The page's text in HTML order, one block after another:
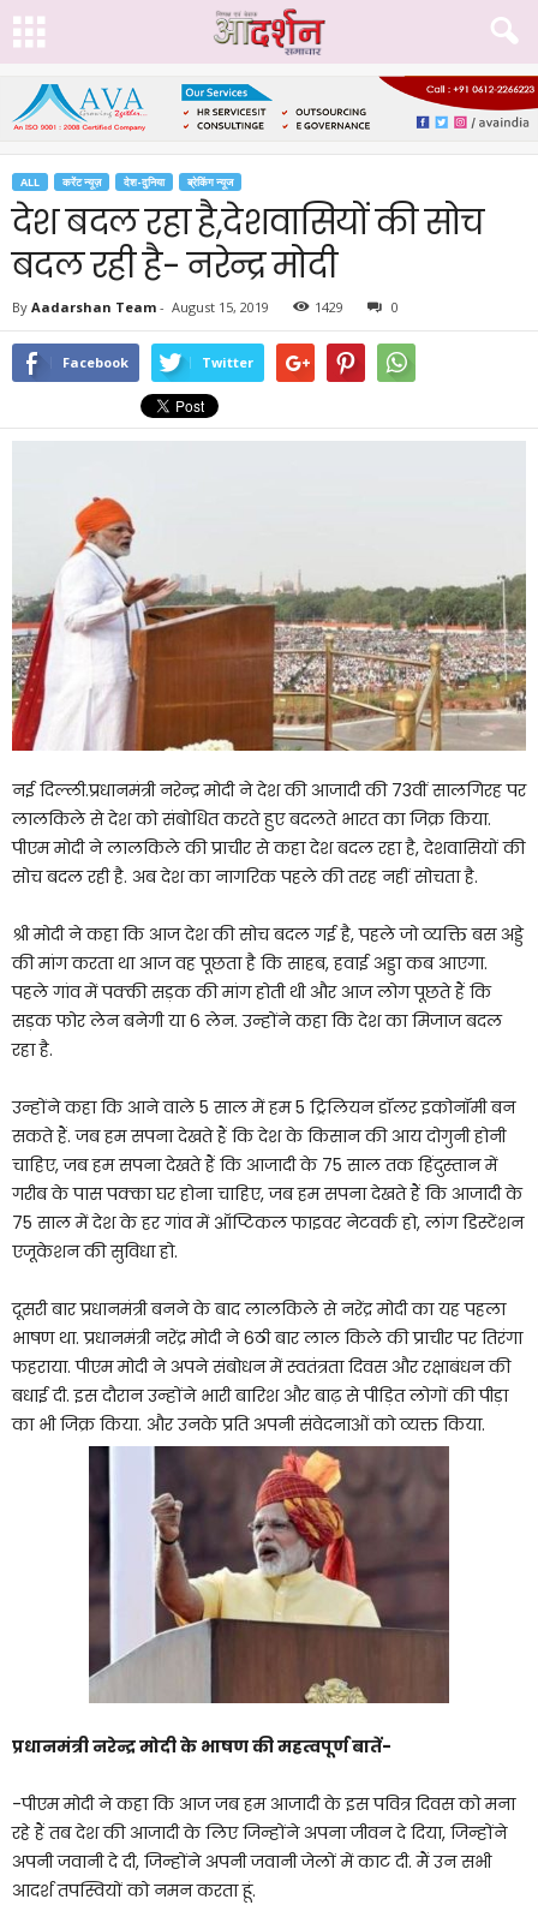
ALL करेंट न्यूज़ देश-दुनिया ब्रेकिंग न्यूज
देश बदल रहा है,देशवासियों की सोच
बदल रही है- नरेन्द्र मोदी
By Aadarshan Team - August 15, 2019 1429 0
Facebook Twitter
नई दिल्ली.प्रधानमंत्री नरेन्द्र मोदी ने देश की आजादी की 73वीं सालगिरह पर
लालकिले से देश को संबोधित करते हुए बदलते भारत का जिक्र किया.
पीएम मोदी ने लालकिले की प्राचीर से कहा देश बदल रहा है, देशवासियों की
सोच बदल रही है. अब देश का नागरिक पहले की तरह नहीं सोचता है.
श्री मोदी ने कहा कि आज देश की सोच बदल गई है, पहले जो व्यक्ति बस अड्डे
की मांग करता था आज वह पूछता है कि साहब, हवाई अड्डा कब आएगा.
पहले गांव में पक्की सड़क की मांग होती थी और आज लोग पूछते हैं कि
सड़क फोर लेन बनेगी या 6 लेन. उन्होंने कहा कि देश का मिजाज बदल
रहा है.
उन्होंने कहा कि आने वाले 5 साल में हम 5 ट्रिलियन डॉलर इकोनॉमी बन
सकते हैं. जब हम सपना देखते हैं कि देश के किसान की आय दोगुनी होनी
चाहिए, जब हम सपना देखते हैं कि आजादी के 75 साल तक हिंदुस्तान में
गरीब के पास पक्का घर होना चाहिए, जब हम सपना देखते हैं कि आजादी के
75 साल में देश के हर गांव में ऑप्टिकल फाइवर नेटवर्क हो, लांग डिस्टेंशन
एजूकेशन की सुविधा हो.
दूसरी बार प्रधानमंत्री बनने के बाद लालकिले से नरेंद्र मोदी का यह पहला
भाषण था. प्रधानमंत्री नरेंद्र मोदी ने 6ठी बार लाल किले की प्राचीर पर तिरंगा
फहराया. पीएम मोदी ने अपने संबोधन में स्वतंत्रता दिवस और रक्षाबंधन की
बधाई दी. इस दौरान उन्होंने भारी बारिश और बाढ़ से पीड़ित लोगों की पीड़ा
का भी जिक्र किया. और उनके प्रति अपनी संवेदनाओं को व्यक्त किया.
प्रधानमंत्री नरेन्द्र मोदी के भाषण की महत्वपूर्ण बातें-
-पीएम मोदी ने कहा कि आज जब हम आजादी के इस पवित्र दिवस को मना
रहे हैं तब देश की आजादी के लिए जिन्होंने अपना जीवन दे दिया, जिन्होंने
अपनी जवानी दे दी, जिन्होंने अपनी जवानी जेलों में काट दी. मैं उन सभी
आदर्श तपस्वियों को नमन करता हूं.